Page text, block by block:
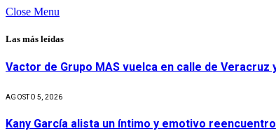
Close Menu
Las más leídas
Vactor de Grupo MAS vuelca en calle de Veracruz
AGOSTO 5, 2026
Kany García alista un íntimo y emotivo